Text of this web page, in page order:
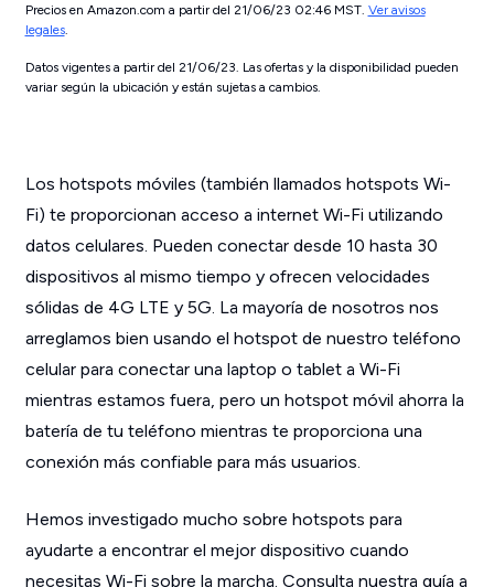
Precios en Amazon.com a partir del 21/06/23 02:46 MST. Ver avisos
legales.
Datos vigentes a partir del 21/06/23. Las ofertas y la disponibilidad pueden
variar según la ubicación y están sujetas a cambios.
Los hotspots móviles (también llamados hotspots Wi-
Fi) te proporcionan acceso a internet Wi-Fi utilizando
datos celulares. Pueden conectar desde 10 hasta 30
dispositivos al mismo tiempo y ofrecen velocidades
sólidas de 4G LTE y 5G. La mayoría de nosotros nos
arreglamos bien usando el hotspot de nuestro teléfono
celular para conectar una laptop o tablet a Wi-Fi
mientras estamos fuera, pero un hotspot móvil ahorra la
batería de tu teléfono mientras te proporciona una
conexión más confiable para más usuarios.
Hemos investigado mucho sobre hotspots para
ayudarte a encontrar el mejor dispositivo cuando
necesitas Wi-Fi sobre la marcha. Consulta nuestra guía a